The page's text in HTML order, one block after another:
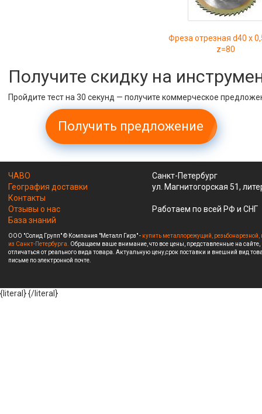
Фреза отрезная d40 х
z=80
Получите скидку на
Пройдите тест на 30 секунд — получите коммерческое
Получить предложение
ЧАВО
География доставки
Контакты
Отзывы о нас
База знаний
Санкт-Петербург
ул. Магнитогорская 51,
Работаем по всей РФ и СНГ
ООО "Солид Групп" © Компания "Металл Гирз" - купить металлорежущий,
из Санкт-Петербурга. Обращаем ваше внимание, что все цены, представленные на
отличаться от реального вида товара. Актуальную цену,срок поставки и внешний вид
письме по электронной почте.
{literal}{/literal}